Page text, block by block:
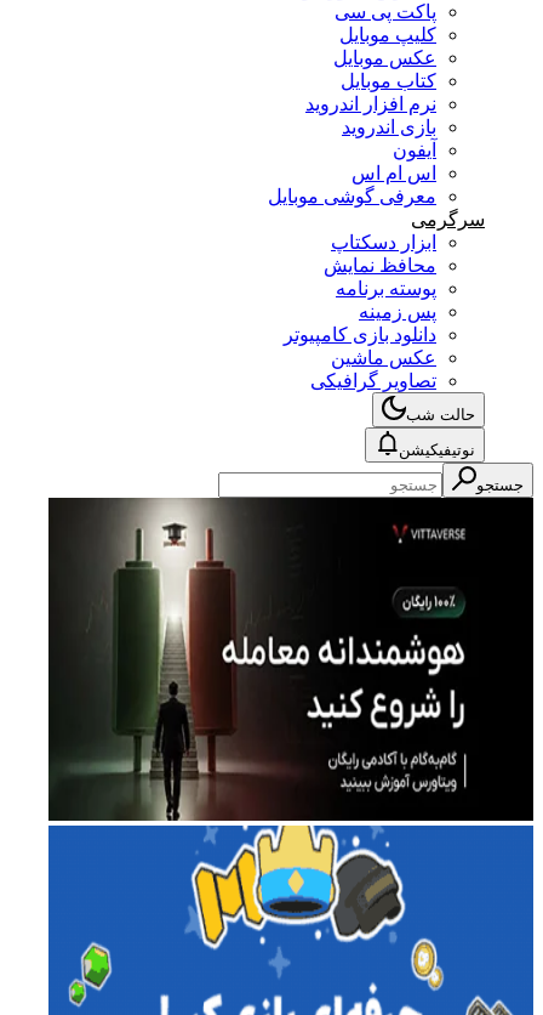
پاکت پی سی
کلیپ موبایل
عکس موبایل
کتاب موبایل
نرم افزار اندروید
بازی اندروید
آیفون
اس ام اس
معرفی گوشی موبایل
سرگرمی
ابزار دسکتاپ
محافظ نمایش
پوسته برنامه
پس زمینه
دانلود بازی کامپیوتر
عکس ماشین
تصاویر گرافیکی
حالت شب
نوتیفیکیشن
جستجو